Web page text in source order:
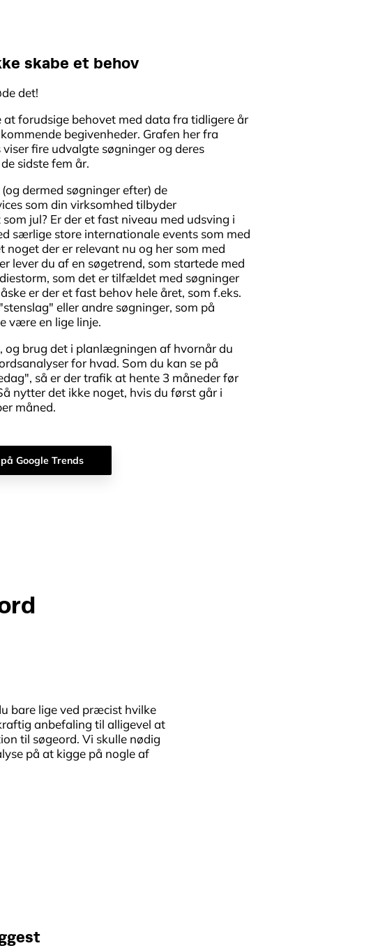
skabe et behov
det!
at forudsige behovet med data fra tidligere år
begivenheder. Grafen her fra
viser fire udvalgte søgninger og deres
sidste fem år.
dermed søgninger efter) de
som din virksomhed tilbyder
jul? Er der et fast niveau med udsving i
særlige store internationale events som med
noget der er relevant nu og her som med
lever du af en søgetrend, som startede med
som det er tilfældet med søgninger
er der et fast behov hele året, som f.eks.
eller andre søgninger, som på
være en lige linje.
og brug det i planlægningen af hvornår du
for hvad. Som du kan se på
så er der trafik at hente 3 måneder før
nytter det ikke noget, hvis du først går i
måned.
Google Trends
bare lige ved præcist hvilke
anbefaling til alligevel at
til søgeord. Vi skulle nødig
på at kigge på nogle af